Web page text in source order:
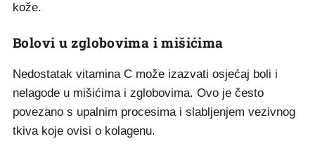
kože.
Bolovi u zglobovima i mišićima
Nedostatak vitamina C može izazvati osjećaj boli i
nelagode u mišićima i zglobovima. Ovo je često
povezano s upalnim procesima i slabljenjem vezivnog
tkiva koje ovisi o kolagenu.